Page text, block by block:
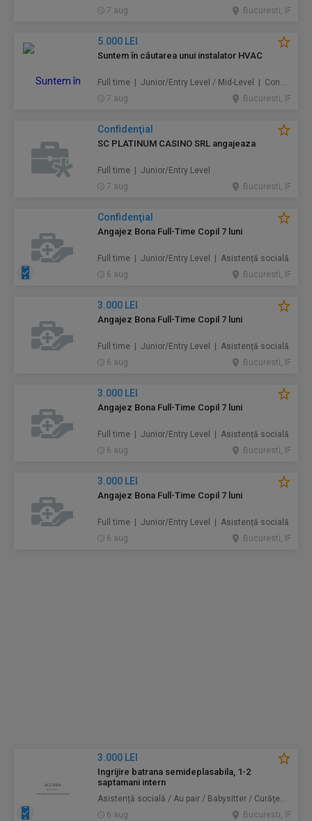
7 aug.
Bucuresti, IF
5.000 LEI
Suntem în căutarea unui instalator HVAC
Full time | Junior/Entry Level / Mid-Level | Construcţii / Amenajări
7 aug.
Bucuresti, IF
Confidenţial
SC PLATINUM CASINO SRL angajeaza
Full time | Junior/Entry Level
7 aug.
Bucuresti, IF
Confidenţial
Angajez Bona Full-Time Copil 7 luni
Full time | Junior/Entry Level | Asistență socială
6 aug.
Bucuresti, IF
3.000 LEI
Angajez Bona Full-Time Copil 7 luni
Full time | Junior/Entry Level | Asistență socială
6 aug.
Bucuresti, IF
3.000 LEI
Angajez Bona Full-Time Copil 7 luni
Full time | Junior/Entry Level | Asistență socială
6 aug.
Bucuresti, IF
3.000 LEI
Angajez Bona Full-Time Copil 7 luni
Full time | Junior/Entry Level | Asistență socială
6 aug.
Bucuresti, IF
3.000 LEI
Ingrijire batrana semideplasabila, 1-2
saptamani intern
Asistență socială / Au pair / Babysitter / Curăţenie / Prestări servicii
6 aug.
Bucuresti, IF